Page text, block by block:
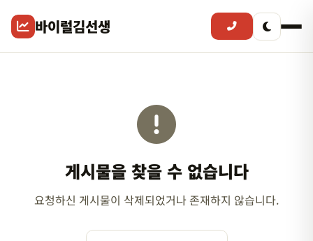
바이럴김선생
게시물을 찾을 수 없습니다
요청하신 게시물이 삭제되었거나 존재하지 않습니다.